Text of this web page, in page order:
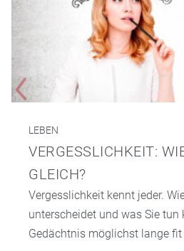
LEBEN
VERGESSLICHKEIT:
GLEICH?
Vergesslichkeit kennt jeder.
unterscheidet und was Sie tun
Gedächtnis möglichst lange fit